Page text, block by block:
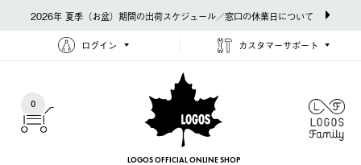
2026年 夏季（お盆）期間の出荷スケジュール／窓口の休業日について
ログイン カスタマーサポート
0
LOGOS OFFICIAL ONLINE SHOP